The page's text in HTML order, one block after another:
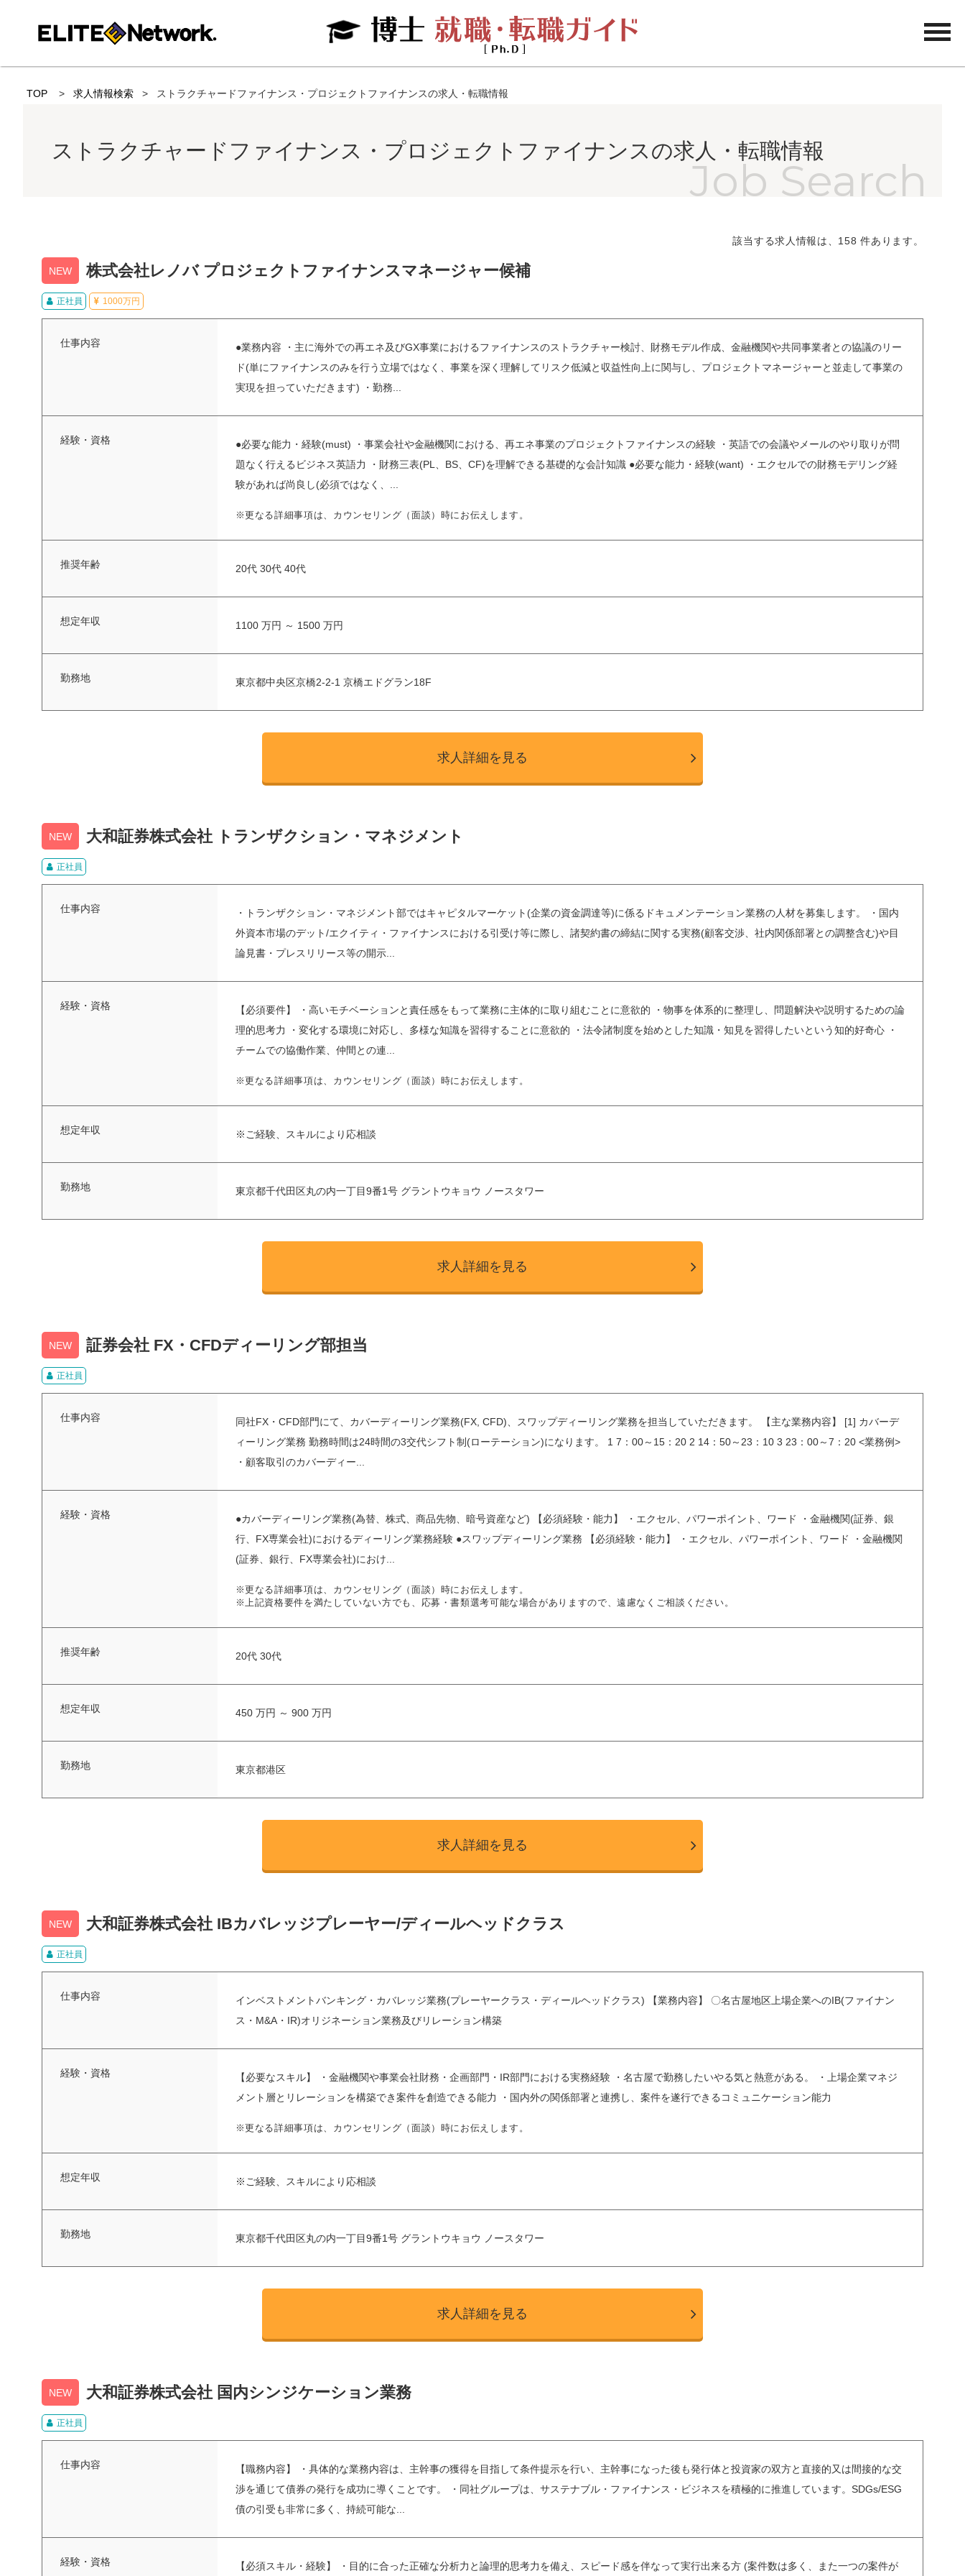
TOP 求人情報検索 ストラクチャードファイナンス・プロジェクトファイナンスの求人・転職情報
ストラクチャードファイナンス・プロジェクトファイナンスの求人・転職情報
該当する求人情報は、158 件あります。
NEW 株式会社レノバ プロジェクトファイナンスマネージャー候補
正社員 1000万円
仕事内容
●業務内容 ・主に海外での再エネ及びGX事業におけるファイナンスのストラクチャー検討、財務モデル作成、金融機関や共同事業者との協議のリー
ド(単にファイナンスのみを行う立場ではなく、事業を深く理解してリスク低減と収益性向上に関与し、プロジェクトマネージャーと並走して事業の
実現を担っていただきます) ・勤務...
経験・資格
●必要な能力・経験(must) ・事業会社や金融機関における、再エネ事業のプロジェクトファイナンスの経験 ・英語での会議やメールのやり取りが問
題なく行えるビジネス英語力 ・財務三表(PL、BS、CF)を理解できる基礎的な会計知識 ●必要な能力・経験(want) ・エクセルでの財務モデリング経
験があれば尚良し(必須ではなく、...
※更なる詳細事項は、カウンセリング（面談）時にお伝えします。
推奨年齢 20代 30代 40代
想定年収 1100 万円 ～ 1500 万円
勤務地 東京都中央区京橋2-2-1 京橋エドグラン18F
求人詳細を見る
NEW 大和証券株式会社 トランザクション・マネジメント
正社員
仕事内容
・トランザクション・マネジメント部ではキャピタルマーケット(企業の資金調達等)に係るドキュメンテーション業務の人材を募集します。 ・国内
外資本市場のデット/エクイティ・ファイナンスにおける引受け等に際し、諸契約書の締結に関する実務(顧客交渉、社内関係部署との調整含む)や目
論見書・プレスリリース等の開示...
経験・資格
【必須要件】 ・高いモチベーションと責任感をもって業務に主体的に取り組むことに意欲的 ・物事を体系的に整理し、問題解決や説明するための論
理的思考力 ・変化する環境に対応し、多様な知識を習得することに意欲的 ・法令諸制度を始めとした知識・知見を習得したいという知的好奇心 ・
チームでの協働作業、仲間との連...
※更なる詳細事項は、カウンセリング（面談）時にお伝えします。
想定年収 ※ご経験、スキルにより応相談
勤務地 東京都千代田区丸の内一丁目9番1号 グラントウキョウ ノースタワー
求人詳細を見る
NEW 証券会社 FX・CFDディーリング部担当
正社員
仕事内容
同社FX・CFD部門にて、カバーディーリング業務(FX, CFD)、スワップディーリング業務を担当していただきます。 【主な業務内容】 [1] カバーデ
ィーリング業務 勤務時間は24時間の3交代シフト制(ローテーション)になります。 1 7：00～15：20 2 14：50～23：10 3 23：00～7：20 <業務例>
・顧客取引のカバーディー...
経験・資格
●カバーディーリング業務(為替、株式、商品先物、暗号資産など) 【必須経験・能力】 ・エクセル、パワーポイント、ワード ・金融機関(証券、銀
行、FX専業会社)におけるディーリング業務経験 ●スワップディーリング業務 【必須経験・能力】 ・エクセル、パワーポイント、ワード ・金融機関
(証券、銀行、FX専業会社)におけ...
※更なる詳細事項は、カウンセリング（面談）時にお伝えします。
※上記資格要件を満たしていない方でも、応募・書類選考可能な場合がありますので、遠慮なくご相談ください。
推奨年齢 20代 30代
想定年収 450 万円 ～ 900 万円
勤務地 東京都港区
求人詳細を見る
NEW 大和証券株式会社 IBカバレッジプレーヤー/ディールヘッドクラス
正社員
仕事内容
インベストメントバンキング・カバレッジ業務(プレーヤークラス・ディールヘッドクラス) 【業務内容】 〇名古屋地区上場企業へのIB(ファイナン
ス・M&A・IR)オリジネーション業務及びリレーション構築
経験・資格
【必要なスキル】 ・金融機関や事業会社財務・企画部門・IR部門における実務経験 ・名古屋で勤務したいやる気と熱意がある。 ・上場企業マネジ
メント層とリレーションを構築でき案件を創造できる能力 ・国内外の関係部署と連携し、案件を遂行できるコミュニケーション能力
※更なる詳細事項は、カウンセリング（面談）時にお伝えします。
想定年収 ※ご経験、スキルにより応相談
勤務地 東京都千代田区丸の内一丁目9番1号 グラントウキョウ ノースタワー
求人詳細を見る
NEW 大和証券株式会社 国内シンジケーション業務
正社員
仕事内容
【職務内容】 ・具体的な業務内容は、主幹事の獲得を目指して条件提示を行い、主幹事になった後も発行体と投資家の双方と直接的又は間接的な交
渉を通じて債券の発行を成功に導くことです。 ・同社グループは、サステナブル・ファイナンス・ビジネスを積極的に推進しています。SDGs/ESG
債の引受も非常に多く、持続可能な...
経験・資格 【必須スキル・経験】 ・目的に合った正確な分析力と論理的思考力を備え、スピード感を伴なって実行出来る方 (案件数は多く、また一つの案件が